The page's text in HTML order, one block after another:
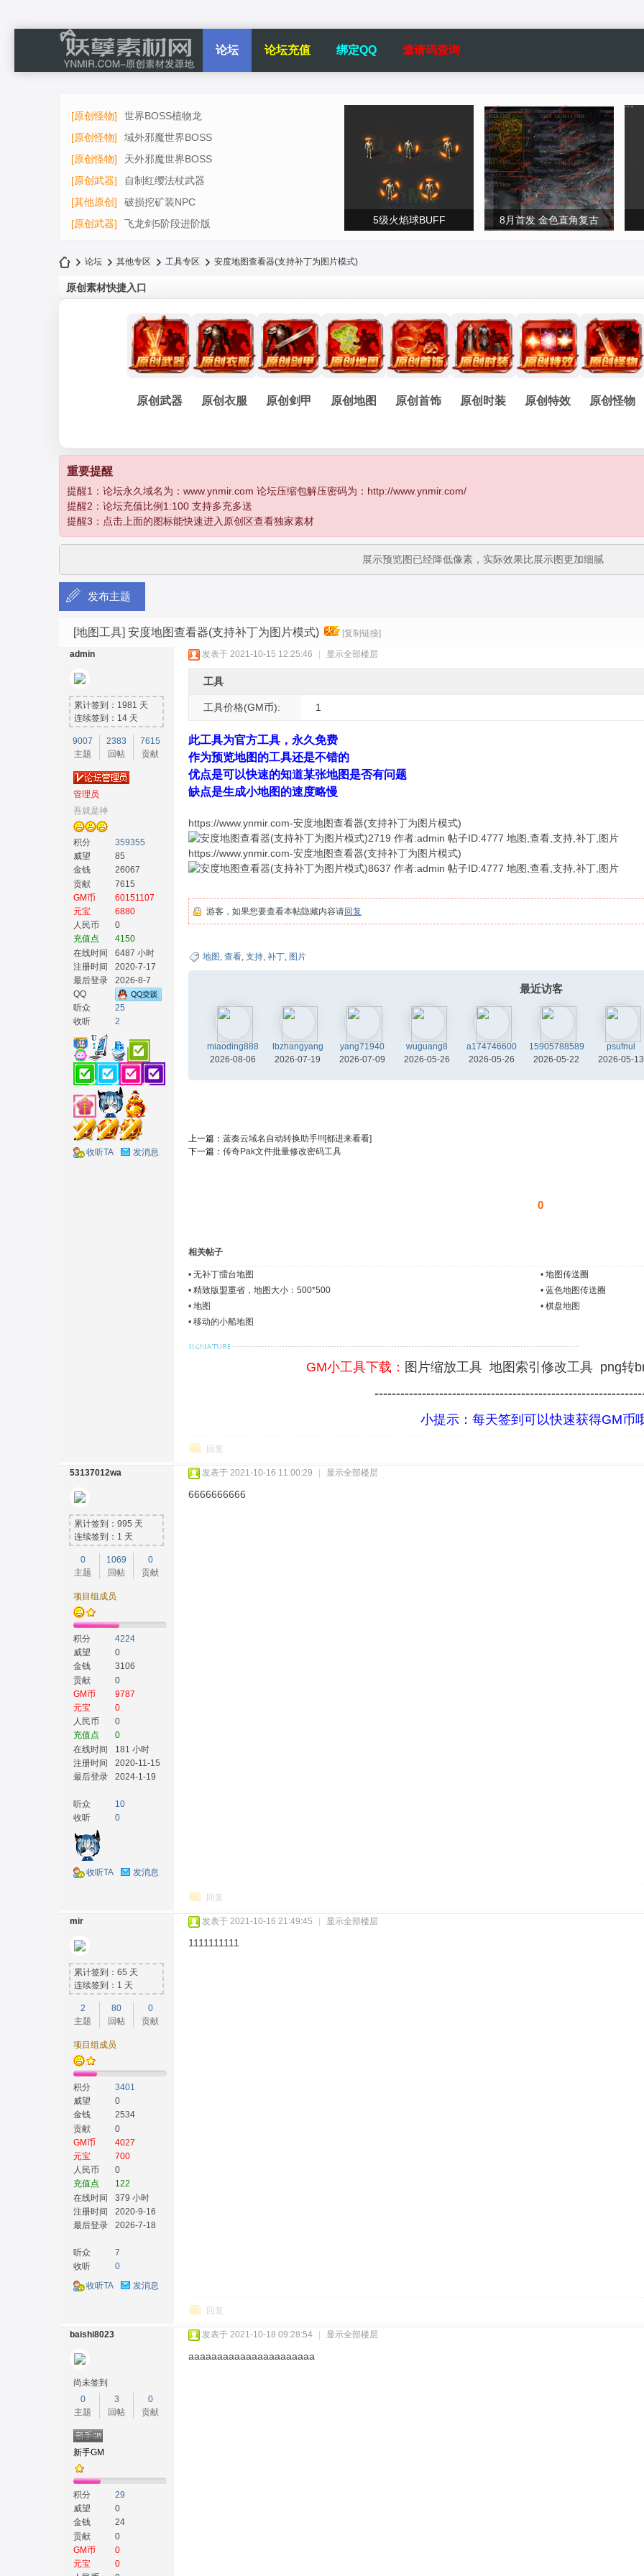
论坛 论坛充值 绑定QQ 邀请码查询
[原创怪物]
世界BOSS植物龙
[原创怪物]
域外邪魔世界BOSS
[原创怪物]
天外邪魔世界BOSS
[原创武器]
自制红缨法杖武器
[其他原创]
破损挖矿装NPC
[原创武器]
飞龙剑5阶段进阶版 5级火焰球BUFF 8月首发 金色直角复古
孽
传
论坛 其他专区
›
工具专区
›
安度地图查看器(支持补丁为图片模式)
原创素材快捷入口
原创武器 原创衣服 原创剑甲 原创地图 原创首饰 原创时装 原创特效 原创怪物
重要提醒
提醒1：论坛永久域名为：www.ynmir.com 论坛压缩包解压密码为：http://www.ynmir.com/
提醒2：论坛充值比例1:100 支持多充多送
提醒3：点击上面的图标能快速进入原创区查看独家素材
展示预览图已经降低像素，实际效果比展示图更加细腻
发布主题
[地图工具] 安度地图查看器(支持补丁为图片模式) [复制链接]
admin
累计签到：1981 天
连续签到：14 天
9007
主题
2383
回帖
7615
贡献
管理员
吾就是神
积分
359355
威望
85
金钱
26067
贡献
7615
GM币
60151107
元宝
6880
人民币
0
充值点
4150
在线时间
6487 小时
注册时间
2020-7-17
最后登录
2026-8-7
QQ
听众
25
收听
2
收听TA 发消息
发表于 2021-10-15 12:25:46 显示全部楼层
工具
工具价格(GM币): 1
此工具为官方工具，永久免费
作为预览地图的工具还是不错的
优点是可以快速的知道某张地图是否有问题
缺点是生成小地图的速度略慢
https://www.ynmir.com-安度地图查看器(支持补丁为图片模式)
https://www.ynmir.com-安度地图查看器(支持补丁为图片模式)
游客，如果您要查看本帖隐藏内容请回复
地图 , 查看, 支持, 补丁, 图片
最近访客
miaoding888
2026-08-06
lbzhangyang
2026-07-19
yang71940
2026-07-09
wuguang8
2026-05-26
a174746600
2026-05-26
15905788589
2026-05-22
psufnul
2026-05-13
上一篇： 蓝奏云域名自动转换助手!!![都进来看看]
下一篇： 传奇Pak文件批量修改密码工具
0
相关帖子
• 无补丁擂台地图 • 地图传送圈
• 精致版盟重省，地图大小：500*500 • 蓝色地图传送圈
• 地图 • 棋盘地图
• 移动的小船地图
GM小工具下载： 图片缩放工具 地图索引修改工具 png转
小提示：每天签到可以快速获得GM币
回复
53137012wa
累计签到：995 天
连续签到：1 天
0
主题
1069
回帖
0
贡献
项目组成员
积分
4224
威望
0
金钱
3106
贡献
0
GM币
9787
元宝
0
人民币
0
充值点
0
在线时间
181 小时
注册时间
2020-11-15
最后登录
2024-1-19
听众
10
收听
0
收听TA 发消息
发表于 2021-10-16 11:00:29 显示全部楼层
6666666666
回复
mir
累计签到：65 天
连续签到：1 天
2
主题
80
回帖
0
贡献
项目组成员
积分
3401
威望
0
金钱
2534
贡献
0
GM币
4027
元宝
700
人民币
0
充值点
122
在线时间
379 小时
注册时间
2020-9-16
最后登录
2026-7-18
听众
7
收听
0
收听TA
发消息
发表于 2021-10-16 21:49:45 显示全部楼层
1111111111
回复
baishi8023
尚未签到
0
主题
3
回帖
0
贡献
新手GM
积分
29
威望
0
金钱
24
贡献
0
GM币
0
元宝
0
发表于 2021-10-18 09:28:54 显示全部楼层
aaaaaaaaaaaaaaaaaaaaaa